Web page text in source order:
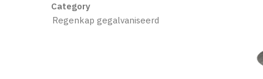
Category
Regenkap gegalvaniseerd